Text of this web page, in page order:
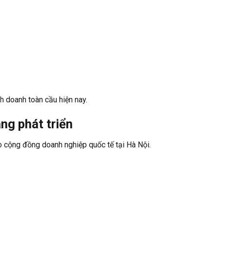
toàn cầu hiện nay.
phát triển
đồng doanh nghiệp quốc tế tại Hà Nội.